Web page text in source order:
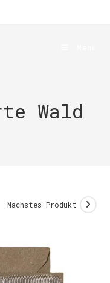
Wald
Nächstes Produkt